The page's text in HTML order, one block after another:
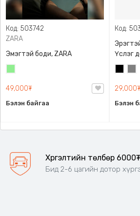
Код: 503742
ZARA
Эмэгтэй боди, ZARA
49,000₮
Бэлэн байгаа
Код:
Үслэг
өмд,
Бэлэн
Хүргэлтийн төлбөр 6000₮
Бид 2-6 цагийн дотор